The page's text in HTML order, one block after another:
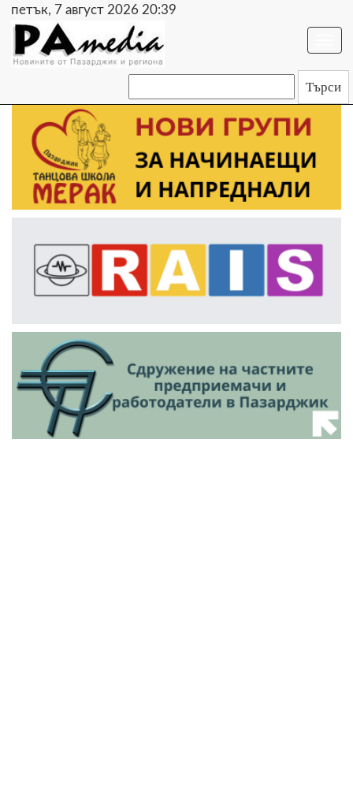
петък, 7 август 2026 20:39